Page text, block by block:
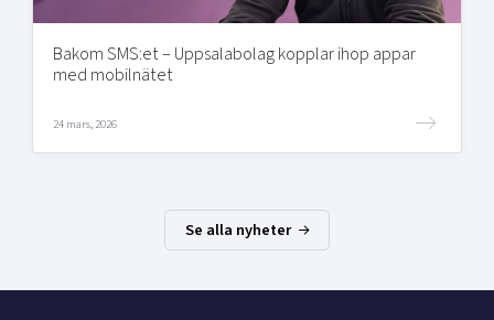
Bakom SMS:et – Uppsalabolag kopplar ihop appar
med mobilnätet
24 mars, 2026
Se alla nyheter